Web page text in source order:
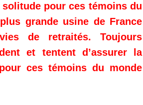
solitude pour ces témoins du
grande usine de France
de retraités. Toujours
et tentent d’assurer la
ces témoins du monde